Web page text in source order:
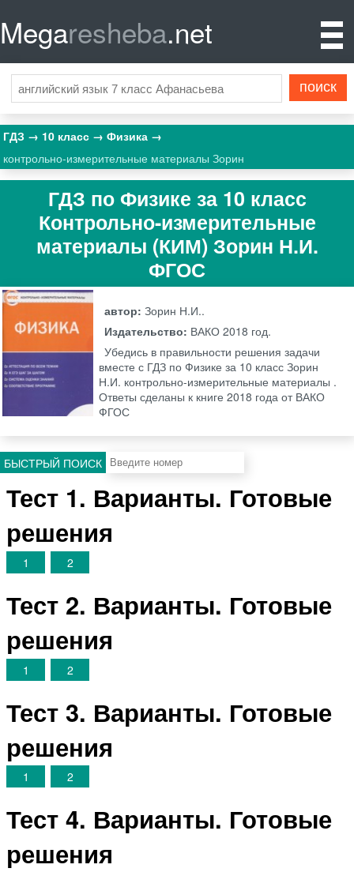
Megaresheba.net
ГДЗ 10 класс
Физика
контрольно-измерительные материалы Зорин
ГДЗ по Физике за 10 класс
Контрольно-измерительные
материалы (КИМ) Зорин Н.И.
ФГОС
автор:Зорин Н.И..
Издательство: ВАКО 2018 год.
Убедись в правильности решения задачи
вместе с ГДЗ по Физике за 10 класс Зорин
Н.И. контрольно-измерительные материалы .
Ответы сделаны к книге 2018 года от ВАКО
ФГОС
БЫСТРЫЙ ПОИСК
Тест 1. Варианты. Готовые
решения
1 2
Тест 2. Варианты. Готовые
решения
1 2
Тест 3. Варианты. Готовые
решения
1 2
Тест 4. Варианты. Готовые
решения